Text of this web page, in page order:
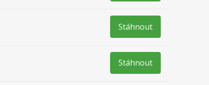
Stáhnout
Stáhnout